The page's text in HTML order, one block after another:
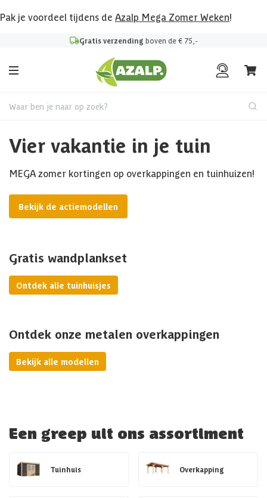
Pak je voordeel tijdens de Azalp Mega Zomer Weken!
Gratis verzending boven de € 75,-
Waar ben je naar op zoek?
Vier vakantie in je tuin
MEGA zomer kortingen op overkappingen en tuinhuizen!
Bekijk de actiemodellen
Gratis wandplankset
Ontdek alle tuinhuisjes
Ontdek onze metalen overkappingen
Bekijk alle modellen
Een greep uit ons assortiment
Tuinhuis Overkapping